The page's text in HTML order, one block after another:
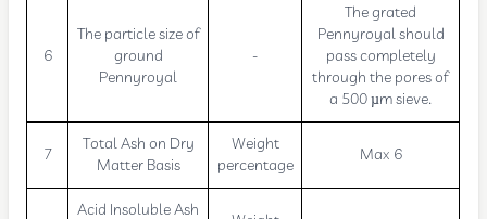
6
The particle size of
ground
Pennyroyal
-
The grated
Pennyroyal should
pass completely
through the pores of
a 500 µm sieve.
7
Total Ash on Dry
Matter Basis
Weight
percentage
Max 6
Acid Insoluble Ash